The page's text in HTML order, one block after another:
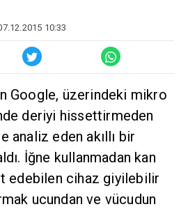
10:33
Google, üzerindeki mikro
deriyi hissettirmeden
analiz eden akıllı bir
İğne kullanmadan kan
edebilen cihaz giyilebilir
ucundan ve vücudun